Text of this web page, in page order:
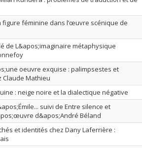
figure féminine dans l’œuvre scénique de
de L&apos;imaginaire métaphysique
oeuvre exquise : palimpsestes et
Claude Mathieu
: neige noire et la dialectique négative
suivi de Entre silence et
d&apos;André Béland
et identités chez Dany Laferrière :